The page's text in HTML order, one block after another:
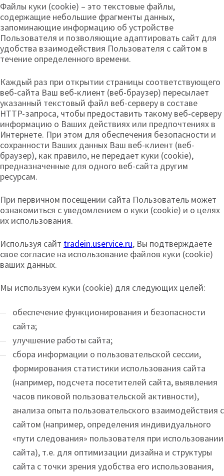
Файлы куки (cookie) – это текстовые файлы,
содержащие небольшие фрагменты данных,
запоминающие информацию об устройстве
Пользователя и позволяющие адаптировать сайт для
удобства взаимодействия Пользователя с сайтом в
течение определенного времени.
Каждый раз при открытии страницы соответствующего
веб-сайта Ваш веб-клиент (веб-браузер) пересылает
указанный текстовый файл веб-серверу в составе
HTTP-запроса, чтобы предоставить такому веб-серверу
информацию о Ваших действиях или предпочтениях в
Интернете. При этом для обеспечения безопасности и
сохранности Ваших данных Ваш веб-клиент (веб-
браузер), как правило, не передает куки (cookie),
предназначенные для одного веб-сайта другим
ресурсам.
При первичном посещении сайта Пользователь может
ознакомиться с уведомлением о куки (cookie) и о целях
их использования.
Используя сайт tradein.uservice.ru, Вы подтверждаете
свое согласие на использование файлов куки (cookie)
ваших данных.
Мы используем куки (cookie) для следующих целей:
обеспечение функционирования и безопасности
сайта;
улучшение работы сайта;
сбора информации о пользовательской сессии,
формирования статистики использования сайта
(например, подсчета посетителей сайта, выявления
часов пиковой пользовательской активности),
анализа опыта пользовательского взаимодействия с
сайтом (например, определения индивидуального
«пути следования» пользователя при использовании
сайта), т.е. для оптимизации дизайна и структуры
сайта с точки зрения удобства его использования,